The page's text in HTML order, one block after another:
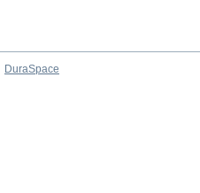
DuraSpace